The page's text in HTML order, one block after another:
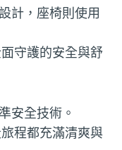
計，座椅則使用
守護的安全與舒
安全技術。
程都充滿清爽與